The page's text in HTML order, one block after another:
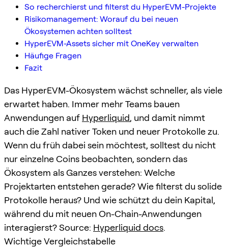
So recherchierst und filterst du HyperEVM-Projekte
Risikomanagement: Worauf du bei neuen
Ökosystemen achten solltest
HyperEVM-Assets sicher mit OneKey verwalten
Häufige Fragen
Fazit
Das HyperEVM-Ökosystem wächst schneller, als viele
erwartet haben. Immer mehr Teams bauen
Anwendungen auf Hyperliquid, und damit nimmt
auch die Zahl nativer Token und neuer Protokolle zu.
Wenn du früh dabei sein möchtest, solltest du nicht
nur einzelne Coins beobachten, sondern das
Ökosystem als Ganzes verstehen: Welche
Projektarten entstehen gerade? Wie filterst du solide
Protokolle heraus? Und wie schützt du dein Kapital,
während du mit neuen On-Chain-Anwendungen
interagierst? Source: Hyperliquid docs.
Wichtige Vergleichstabelle